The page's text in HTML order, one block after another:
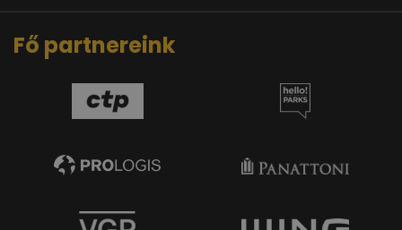
Fő partnereink